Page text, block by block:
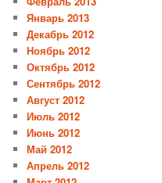
Январь 2013
Декабрь 2012
Ноябрь 2012
Октябрь 2012
Сентябрь 2012
Август 2012
Июль 2012
Июнь 2012
Май 2012
Апрель 2012